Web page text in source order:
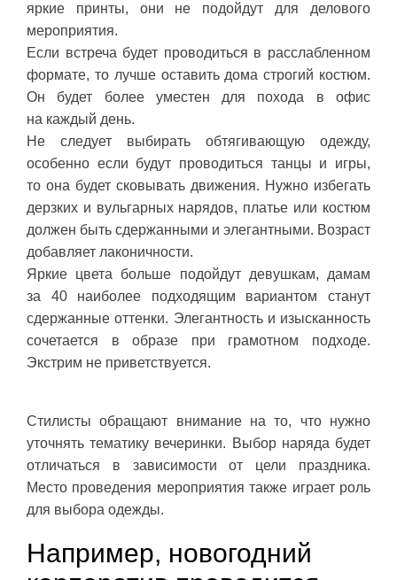
яркие принты, они не подойдут для делового
мероприятия.
Если встреча будет проводиться в расслабленном
формате, то лучше оставить дома строгий костюм.
Он будет более уместен для похода в офис
на каждый день.
Не следует выбирать обтягивающую одежду,
особенно если будут проводиться танцы и игры,
то она будет сковывать движения. Нужно избегать
дерзких и вульгарных нарядов, платье или костюм
должен быть сдержанными и элегантными. Возраст
добавляет лаконичности.
Яркие цвета больше подойдут девушкам, дамам
за 40 наиболее подходящим вариантом станут
сдержанные оттенки. Элегантность и изысканность
сочетается в образе при грамотном подходе.
Экстрим не приветствуется.
Стилисты обращают внимание на то, что нужно
уточнять тематику вечеринки. Выбор наряда будет
отличаться в зависимости от цели праздника.
Место проведения мероприятия также играет роль
для выбора одежды.
Например, новогодний